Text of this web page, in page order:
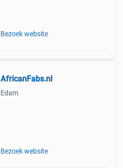
Bezoek website
AfricanFabs.nl
Edam
Bezoek website